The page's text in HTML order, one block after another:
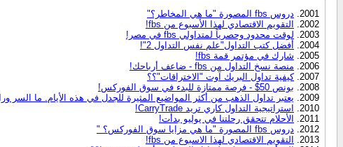
دروس fbs المصورة "ما هي المخاطر؟"
التقويم الاقتصادي لهذا الأسبوع من fbs!
لوقت محدود وحصرياً لمتداولي fbs في مصر!
أفضل كتب التداول"علم نفس التداول 2"!
شارك في مؤتمر قمة fbs!
منصة نسخ التداول من fbs - ضاعف أرباحك!
كيفية تداول البريك آوت "الاختراقات"؟؟
بونص 50$ - فرصة ممتازة للبدء في سوق الفوركس!
يعتبر تداول الذهب من أكثر المواضيع المثيرة للجدل في هذه الأيام. ما السر
استراتيجية التداول كاري تريد CarryTrade!
الأحلام تتحقق رحلتنا في يوليو بدأت!
دروس fbs المصورة "ما هي مزايا سوق الفوركس؟ "
التقويم الاقتصادي لهذا الاسبوع من fbs!